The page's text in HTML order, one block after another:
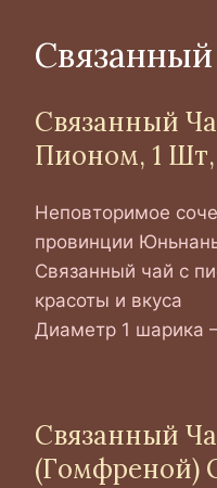
Связанный
Пионом, 1 Шт,
Неповторимое
провинции
Связанный чай с
красоты и вкуса
Диаметр 1 шарика
Связанный
(Гомфреной)